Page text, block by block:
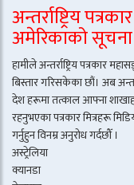
अन्तर्राष्ट्रिय
अमेरिकाको
हामीले अन्तर्राष्ट्रिय पत्रकार
बिस्तार गरिसकेका छौं। अब
देश हरूमा तत्काल आफ्ना
रहनुभएका पत्रकार मित्रहरू
गर्नुहुन विनम्र अनुरोध गर्दछौँ ।
अस्ट्रेलिया
क्यानडा